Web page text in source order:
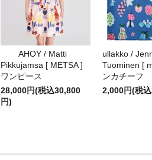
AHOY / Matti
Pikkujamsa [ METSA ]
ワンピース
28,000円(税込30,800
円)
ullakko /
Tuominen [
ンカチーフ
2,000円(税